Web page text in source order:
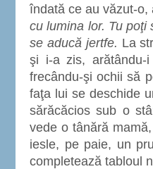
îndată ce au văzut-
cu lumina lor. Tu
se aducă jertfe. La
şi i-a zis, arătându-i
frecându-şi ochii să
faţa lui se deschide
sărăcăcios sub o
vede o tânără
iesle, pe paie, un
completează tabloul